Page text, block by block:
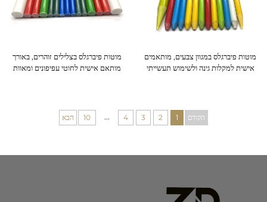
מוטות פיברגלס במגוון צבעים, מותאמים
אישית למקלות גינה ולשימוש תעשייתי
מוטות פיברגלס בצלילים זוהרים, באורך
מותאם אישית לחוטי עפיפונים ומאוות
הקודם 1
2
3
4
...
10 הבא